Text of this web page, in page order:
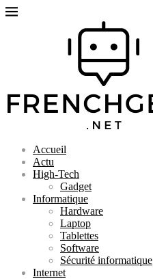
Accueil
Actu
High-Tech
Gadget
Informatique
Hardware
Laptop
Tablettes
Software
Sécurité informatique
Internet